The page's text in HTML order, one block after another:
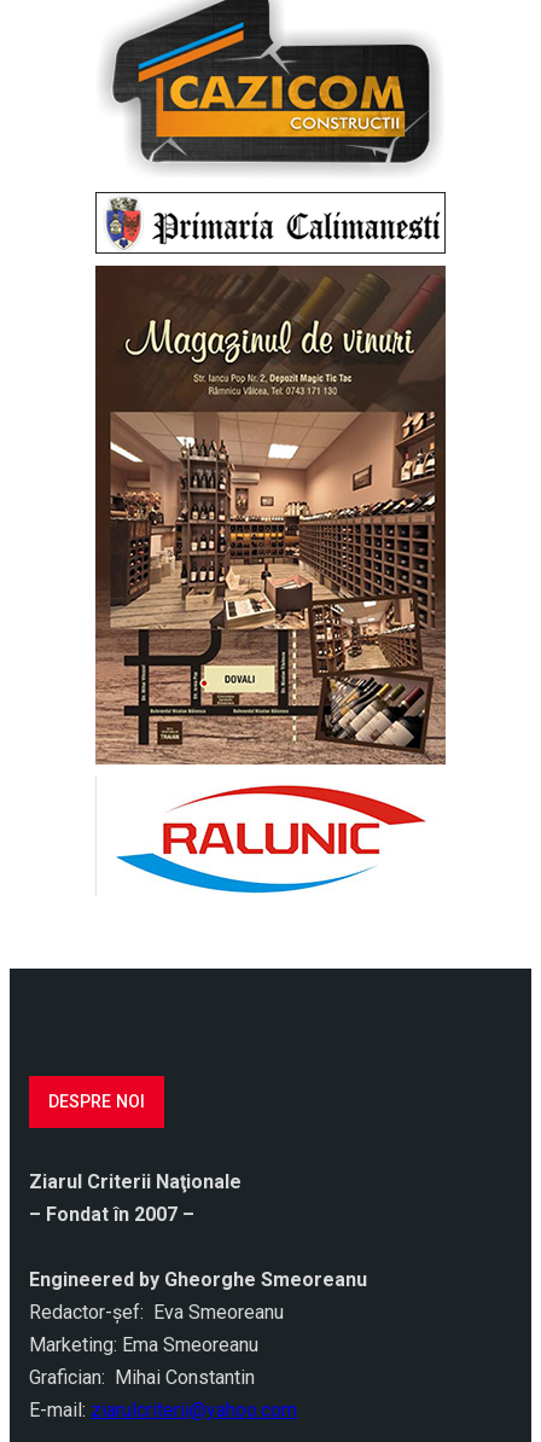
DESPRE NOI
Ziarul Criterii Naţionale
– Fondat în 2007 –
Engineered by Gheorghe Smeoreanu
Redactor-şef: Eva Smeoreanu
Marketing: Ema Smeoreanu
Grafician: Mihai Constantin
E-mail: ziarulcriterii@yahoo.com